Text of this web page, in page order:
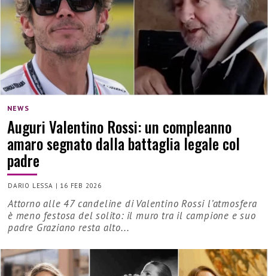
NEWS
Auguri Valentino Rossi: un compleanno
amaro segnato dalla battaglia legale col
padre
DARIO LESSA | 16 FEB 2026
Attorno alle 47 candeline di Valentino Rossi l’atmosfera
è meno festosa del solito: il muro tra il campione e suo
padre Graziano resta alto...